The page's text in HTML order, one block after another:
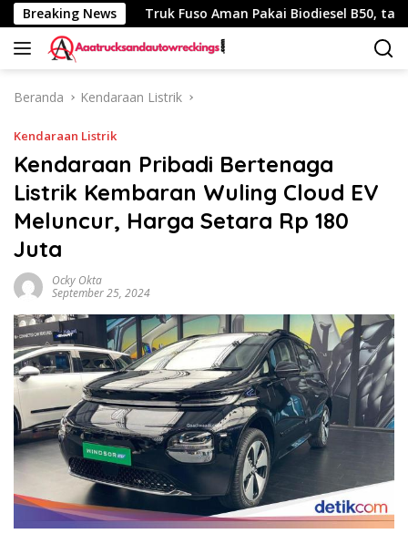
Langsung
ke
konten
Breaking News
340 Km Truk Fuso Aman Pakai Biodiesel B50, tapi
Beranda Kendaraan Listrik
Kendaraan Listrik
Kendaraan Pribadi Bertenaga
Listrik Kembaran Wuling Cloud EV
Meluncur, Harga Setara Rp 180
Juta
Ocky Okta
September 25, 2024